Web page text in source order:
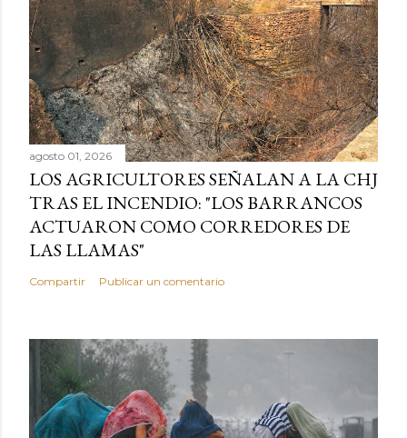
agosto 01, 2026
LOS AGRICULTORES SEÑALAN A LA CHJ
TRAS EL INCENDIO: "LOS BARRANCOS
ACTUARON COMO CORREDORES DE
LAS LLAMAS"
Compartir Publicar un comentario